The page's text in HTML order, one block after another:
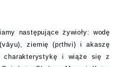
następujące żywioły: wodę
ziemię (pṛthvi) i akaszę
charakterystykę i wiąże się z